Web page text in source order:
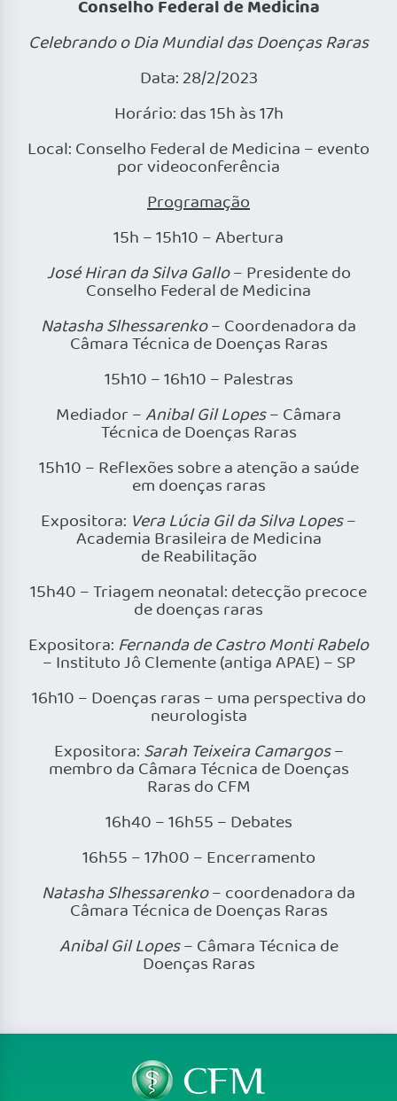
Conselho Federal de Medicina
Celebrando o Dia Mundial das Doenças Raras
Data: 28/2/2023
Horário: das 15h às 17h
Local: Conselho Federal de Medicina – evento
por videoconferência
Programação
15h – 15h10 – Abertura
José Hiran da Silva Gallo– Presidente do
Conselho Federal de Medicina
Natasha Slhessarenko– Coordenadora da
Câmara Técnica de Doenças Raras
15h10 – 16h10 – Palestras
Mediador –Anibal Gil Lopes– Câmara
Técnica de Doenças Raras
15h10 – Reflexões sobre a atenção a saúde
em doenças raras
Expositora: Vera Lúcia Gil da Silva Lopes–
Academia Brasileira de Medicina
de Reabilitação
15h40 – Triagem neonatal: detecção precoce
de doenças raras
Expositora: Fernanda de Castro Monti Rabelo
– Instituto Jô Clemente (antiga APAE) – SP
16h10 – Doenças raras – uma perspectiva do
neurologista
Expositora: Sarah Teixeira Camargos–
membro da Câmara Técnica de Doenças
Raras do CFM
16h40 – 16h55 – Debates
16h55 – 17h00 – Encerramento
Natasha Slhessarenko– coordenadora da
Câmara Técnica de Doenças Raras
Anibal Gil Lopes– Câmara Técnica de
Doenças Raras